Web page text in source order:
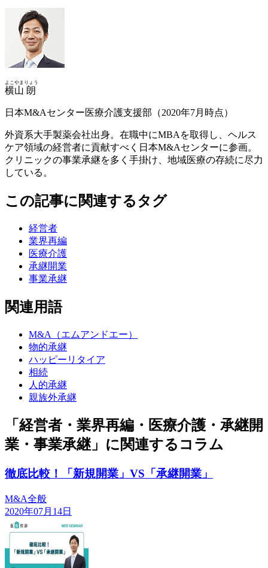
横山
よこやま
朗
りょう
日本M&Aセンター医療介護支援部（2020年7月時点）
外資系大手製薬会社出身。在職中にMBAを取得し、ヘルス
ケア領域の経営者に貢献すべく日本M&Aセンターに参画。
クリニックの事業承継を多く手掛け、地域医療の存続に尽力
している。
この記事に関連するタグ
経営者
業界再編
医療介護
承継開業
事業承継
関連用語
M&A（エムアンドエー）
物的承継
ハッピーリタイア
相続
人的承継
親族外承継
「経営者・業界再編・医療介護・承継開
業・事業承継」に関連するコラム
徹底比較！「新規開業」VS「承継開業」
M&A全般
2020年07月14日